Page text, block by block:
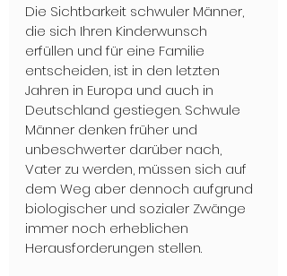
Die Sichtbarkeit schwuler Männer,
die sich Ihren Kinderwunsch
erfüllen und für eine Familie
entscheiden, ist in den letzten
Jahren in Europa und auch in
Deutschland gestiegen. Schwule
Männer denken früher und
unbeschwerter darüber nach,
Vater zu werden, müssen sich auf
dem Weg aber dennoch aufgrund
biologischer und sozialer Zwänge
immer noch erheblichen
Herausforderungen stellen.